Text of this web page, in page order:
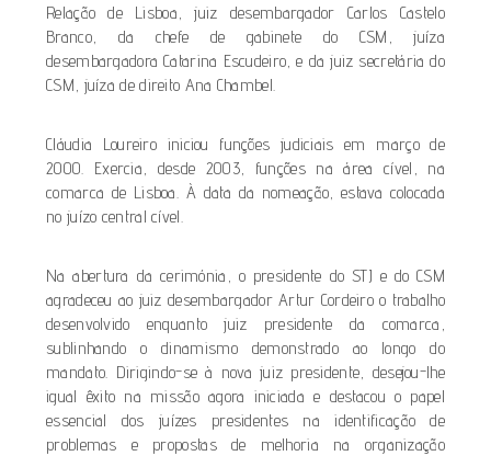
Relação de Lisboa, juiz desembargador Carlos Castelo
Branco, da chefe de gabinete do CSM, juíza
desembargadora Catarina Escudeiro, e da juiz secretária do
CSM, juíza de direito Ana Chambel.
Cláudia Loureiro iniciou funções judiciais em março de
2000. Exercia, desde 2003, funções na área cível, na
comarca de Lisboa. À data da nomeação, estava colocada
no juízo central cível.
Na abertura da cerimónia, o presidente do STJ e do CSM
agradeceu ao juiz desembargador Artur Cordeiro o trabalho
desenvolvido enquanto juiz presidente da comarca,
sublinhando o dinamismo demonstrado ao longo do
mandato. Dirigindo-se à nova juiz presidente, desejou-lhe
igual êxito na missão agora iniciada e destacou o papel
essencial dos juízes presidentes na identificação de
problemas e propostas de melhoria na organização